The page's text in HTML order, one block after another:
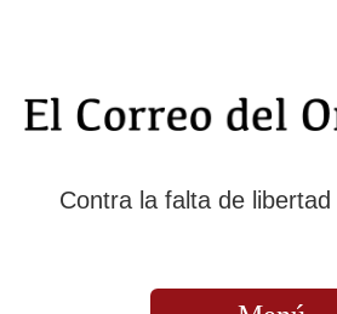
Contra la falta de